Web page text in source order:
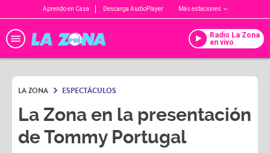
Aprendo en Casa Descarga AudioPlayer Más estaciones
Radio La Zona
en vivo
LA ZONA ESPECTÁCULOS
La Zona en la presentación
de Tommy Portugal